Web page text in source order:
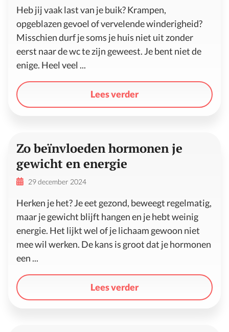
Heb jij vaak last van je buik? Krampen,
opgeblazen gevoel of vervelende winderigheid?
Misschien durf je soms je huis niet uit zonder
eerst naar de wc te zijn geweest. Je bent niet de
enige. Heel veel ...
Lees verder
Zo beïnvloeden hormonen je
gewicht en energie
29 december 2024
Herken je het? Je eet gezond, beweegt regelmatig,
maar je gewicht blijft hangen en je hebt weinig
energie. Het lijkt wel of je lichaam gewoon niet
mee wil werken. De kans is groot dat je hormonen
een ...
Lees verder